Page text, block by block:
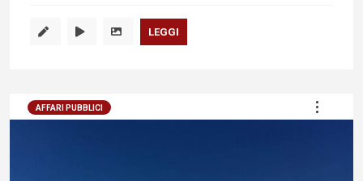
LEGGI
AFFARI PUBBLICI